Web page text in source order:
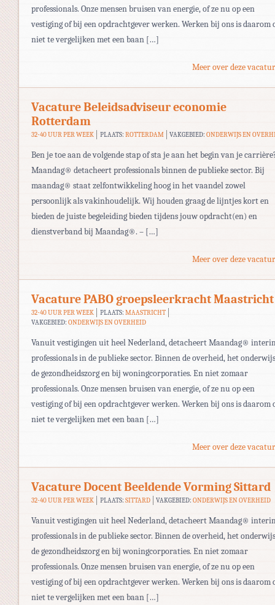
professionals. Onze mensen bruisen van energie, of ze nu op een
vestiging of bij een opdrachtgever werken. Werken bij ons is daarom
niet te vergelijken met een baan […]
Meer over deze
Vacature Beleidsadviseur economie
Rotterdam
32-40 UUR PER WEEK PLAATS: ROTTERDAM VAKGEBIED:ONDERWIJS EN
Ben je toe aan de volgende stap of sta je aan het begin van je
Maandag® detacheert professionals binnen de publieke sector. Bij
maandag® staat zelfontwikkeling hoog in het vaandel zowel
persoonlijk als vakinhoudelijk. Wij houden graag de lijntjes kort en
bieden de juiste begeleiding bieden tijdens jouw opdracht(en) en
dienstverband bij Maandag®. – […]
Meer over deze
Vacature PABO groepsleerkracht Maastricht
32-40 UUR PER WEEK PLAATS: MAASTRICHT
VAKGEBIED: ONDERWIJS EN OVERHEID
Vanuit vestigingen uit heel Nederland, detacheert Maandag®
professionals in de publieke sector. Binnen de overheid, het
de gezondheidszorg en bij woningcorporaties. En niet zomaar
professionals. Onze mensen bruisen van energie, of ze nu op een
vestiging of bij een opdrachtgever werken. Werken bij ons is daarom
niet te vergelijken met een baan […]
Meer over deze
Vacature Docent Beeldende Vorming Sittard
32-40 UUR PER WEEK PLAATS: SITTARD VAKGEBIED:ONDERWIJS EN OVERHEID
Vanuit vestigingen uit heel Nederland, detacheert Maandag®
professionals in de publieke sector. Binnen de overheid, het
de gezondheidszorg en bij woningcorporaties. En niet zomaar
professionals. Onze mensen bruisen van energie, of ze nu op een
vestiging of bij een opdrachtgever werken. Werken bij ons is daarom
niet te vergelijken met een baan […]